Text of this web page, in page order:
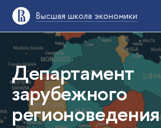
Высшая школа экономики
Департамент
зарубежного
регионоведения